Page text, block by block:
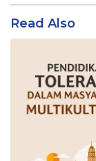
Read Also